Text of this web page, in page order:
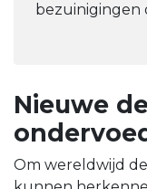
bezuinigingen
Nieuwe
Om wereldwijd